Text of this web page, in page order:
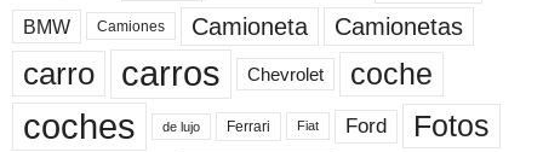
BMW Camiones Camioneta Camionetas
carro carros Chevrolet coche
coches de lujo Ferrari Fiat Ford Fotos